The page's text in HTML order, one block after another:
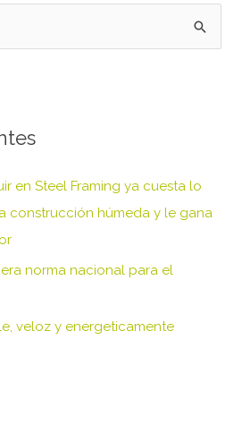
en Steel Framing ya cuesta lo
construcción húmeda y le gana
norma nacional para el
veloz y energeticamente